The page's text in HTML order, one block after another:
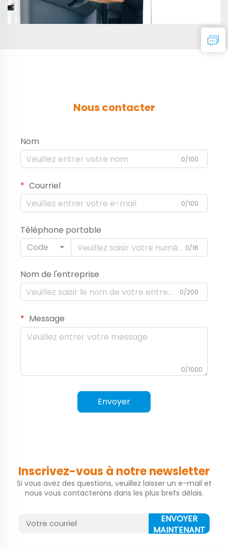
Nous contacter
Nom
0/100
Courriel
0/100
Téléphone portable
Code
0/16
Nom de l'entreprise
0/200
Message
0/1000
Envoyer
Inscrivez-vous à notre newsletter
Si vous avez des questions, veuillez laisser un e-mail et
nous vous contacterons dans les plus brefs délais.
ENVOYER
MAINTENANT